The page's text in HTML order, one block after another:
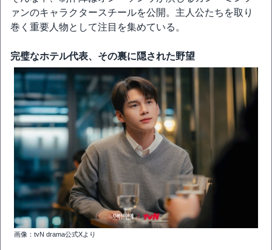
ァンのキャラクタースチールを公開。主人公たちを取り
巻く重要人物として注目を集めている。
完璧なホテル代表、その裏に隠された野望
画像：tvN drama公式Xより